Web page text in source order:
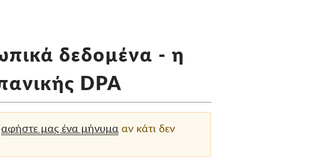
δεδομένα - η
DPA
αφήστε μας ένα μήνυμα αν κάτι δεν